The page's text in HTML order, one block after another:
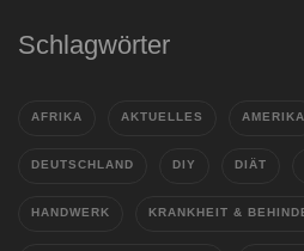
Schlagwörter
AFRIKA AKTUELLES AMERIKA
DEUTSCHLAND DIY DIÄT
HANDWERK KRANKHEIT &